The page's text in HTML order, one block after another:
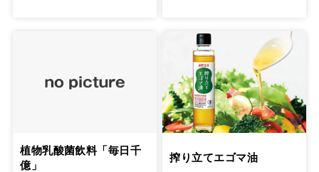
植物乳酸菌飲料「毎日千
億」
搾り立てエゴマ油